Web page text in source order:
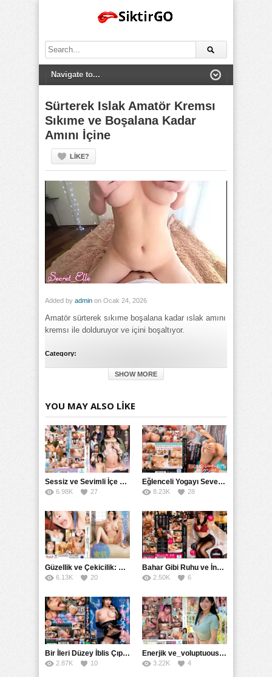
Search
for:
Sürterek Islak Amatör Kremsı
Sıkıme ve Boşalana Kadar
Amını İçine
LIKE?
Added by admin on Ocak 24, 2026
Amatör sürterek sıkıme boşalana kadar ıslak amını
kremsı ile dolduruyor ve içini boşaltıyor.
Category:
Boşalana Kadar Amını İçine porno izle
Kremsı Sıkıme ve Boşalana Kadar Amını İçine türkçe altyazılı
izle
SHOW MORE
YOU MAY ALSO LIKE
Sessiz ve Sevimli İçe Dönükler İçin Kremalı Pastalar: 后藤えmi ve KTRA’nın Özel Tarifesi
6.98K 27
Eğlenceli Yogayı Seven Bir Kadınla Seks Deneyimi
8.23K 28
Güzellik ve Çekicilik: Bir İşyeri Kadininin Hikayesi
6.13K 20
Bahar Gibi Ruhu ve İncelikle Doldurmak
2.50K 6
Bir İleri Düzey İblis Çıplak Teslimat Görevlisi, İnce Bedeni ve Şeytani Becerileriyle Sizi Sürekli BoşaltacakMDBK
2.87K 10
Enerjik ve_voluptuous Üniversite Kızının H Kupa Büyüklüğündeki Göğüsleri ve Çılgın Orgazmı
3.22K 4